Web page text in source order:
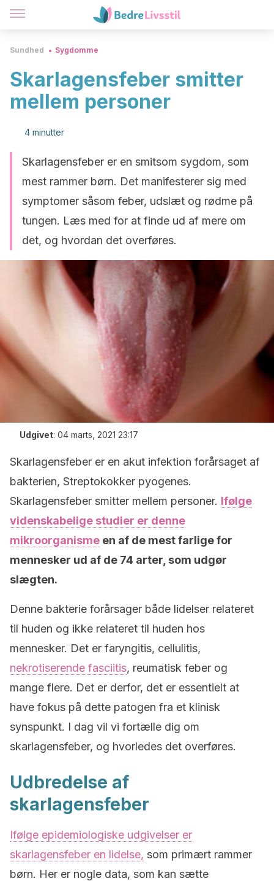
Sundhed Sygdomme
Skarlagensfeber smitter
mellem personer
4 minutter
Skarlagensfeber er en smitsom sygdom, som
mest rammer børn. Det manifesterer sig med
symptomer såsom feber, udslæt og rødme på
tungen. Læs med for at finde ud af mere om
det, og hvordan det overføres.
Udgivet: 04 marts, 2021 23:17
Skarlagensfeber er en akut infektion forårsaget af
bakterien, Streptokokker pyogenes.
Skarlagensfeber smitter mellem personer. Ifølge
videnskabelige studier er denne
mikroorganisme en af de mest farlige for
mennesker ud af de 74 arter, som udgør
slægten.
Denne bakterie forårsager både lidelser relateret
til huden og ikke relateret til huden hos
mennesker. Det er faryngitis, cellulitis,
nekrotiserende fasciitis, reumatisk feber og
mange flere. Det er derfor, det er essentielt at
have fokus på dette patogen fra et klinisk
synspunkt. I dag vil vi fortælle dig om
skarlagensfeber, og hvorledes det overføres.
Udbredelse af
skarlagensfeber
Ifølge epidemiologiske udgivelser er
skarlagensfeber en lidelse, som primært rammer
børn. Her er nogle data, som kan sætte